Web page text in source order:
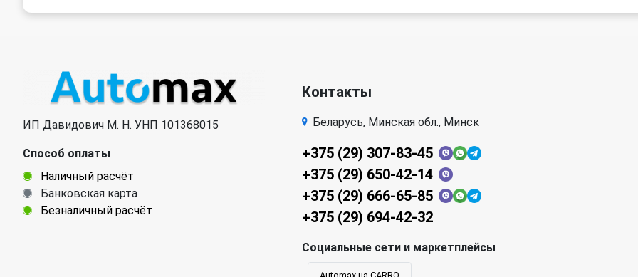
ИП Давидович М. Н. УНП 101368015
Способ оплаты
Наличный расчёт
Банковская карта
Безналичный расчёт
Контакты
Беларусь, Минская обл., Минск
+375 (29) 307-83-45
+375 (29) 650-42-14
+375 (29) 666-65-85
+375 (29) 694-42-32
Социальные сети и маркетплейсы